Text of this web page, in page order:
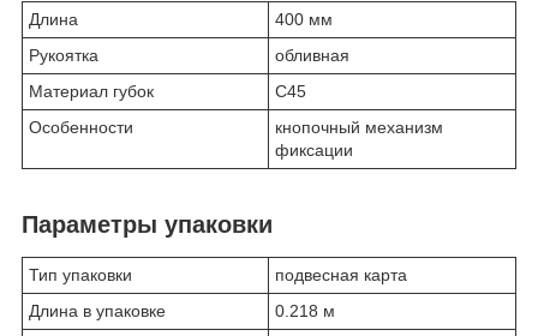
Длина
400 мм
Рукоятка
обливная
Материал губок
C45
Особенности
кнопочный механизм
фиксации
Параметры упаковки
Тип упаковки
подвесная карта
Длина в упаковке
0.218 м